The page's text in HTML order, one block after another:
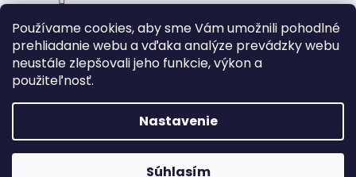
Používame cookies, aby sme Vám umožnili pohodlné
prehliadanie webu a vďaka analýze prevádzky webu
neustále zlepšovali jeho funkcie, výkon a
použiteľnosť.
Nastavenie
Súhlasím
Stima CZ Zidlestoly_cz
Vytvoril Shoptet